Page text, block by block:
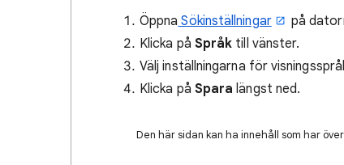
Öppna Sökinställningar
på
Klicka på Språk till vänster.
Välj inställningarna för
Klicka på Spara längst ned.
Den här sidan kan ha innehåll som har